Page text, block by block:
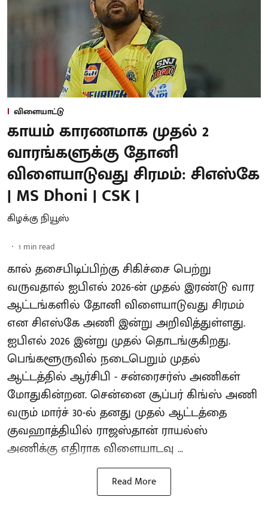
விளையாட்டு
காயம் காரணமாக முதல் 2
வாரங்களுக்கு தோனி
விளையாடுவது சிரமம்: சிஎஸ்கே
| MS Dhoni | CSK |
கிழக்கு நியூஸ்
1 min read
கால் தசைபிடிப்பிற்கு சிகிச்சை பெற்று
வருவதால் ஐபிஎல் 2026-ன் முதல் இரண்டு வார
ஆட்டங்களில் தோனி விளையாடுவது சிரமம்
என சிஎஸ்கே அணி இன்று அறிவித்துள்ளது.
ஐபிஎல் 2026 இன்று முதல் தொடங்குகிறது.
பெங்களூருவில் நடைபெறும் முதல்
ஆட்டத்தில் ஆர்சிபி - சன்ரைசர்ஸ் அணிகள்
மோதுகின்றன. சென்னை சூப்பர் கிங்ஸ் அணி
வரும் மார்ச் 30-ல் தனது முதல் ஆட்டத்தை
குவஹாத்தியில் ராஜஸ்தான் ராயல்ஸ்
அணிக்கு எதிராக விளையாடவு ...
Read More